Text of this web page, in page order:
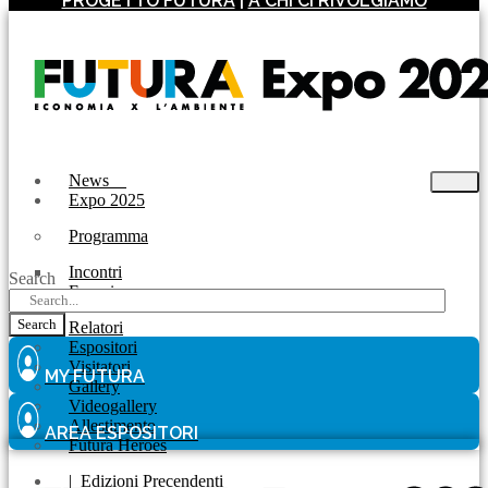
News
Expo 2025
Programma
Incontri
Experience
Relatori
Espositori
Visitatori
Gallery
Videogallery
Allestimento
Futura Heroes
| Edizioni Precendenti
Search
Search
MY FUTURA
AREA ESPOSITORI